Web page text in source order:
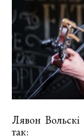
Лявон Вольскі
так: